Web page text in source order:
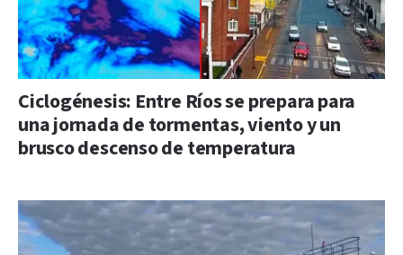
Ciclogénesis: Entre Ríos se prepara para
una jornada de tormentas, viento y un
brusco descenso de temperatura